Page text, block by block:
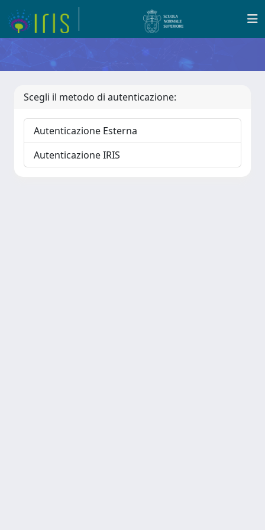
Scegli il metodo di autenticazione:
Autenticazione Esterna
Autenticazione IRIS